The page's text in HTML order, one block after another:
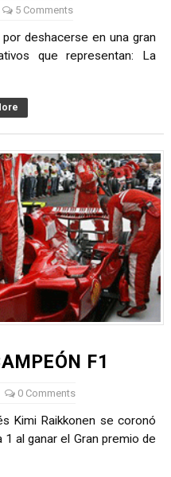
5 Comments
deshacerse en una gran
que representan: La
F1
0 Comments
Kimi Raikkonen se coronó
al ganar el Gran premio de